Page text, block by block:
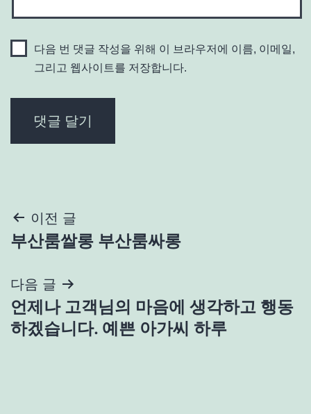
다음 번 댓글 작성을 위해 이 브라우저에 이름, 이메일,
그리고 웹사이트를 저장합니다.
글
탐
색
이전 글
부산룸쌀롱 부산룸싸롱
다음 글
언제나 고객님의 마음에 생각하고 행동
하겠습니다. 예쁜 아가씨 하루